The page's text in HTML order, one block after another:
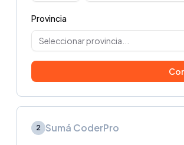
Provincia
Seleccionar provincia...
2 Sumá CoderPro